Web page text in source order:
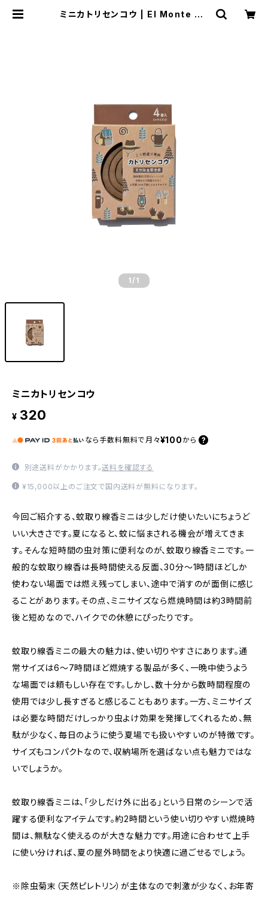
ミニカトリセンコウ | El Monte Ge
1 /1
ミニカトリセンコウ
¥ 320
なら 手数料無料で 月々¥100 から
別途送料がかかります。送料を確認する
¥15,000以上のご注文で国内送料が無料になります。
今回ご紹介する、蚊取り線香ミニは少しだけ使いたいにちょうど
いい大きさです。夏になると、蚊に悩まされる機会が増えてきま
す。そんな短時間の虫対策に便利なのが、蚊取り線香ミニです。一
般的な蚊取り線香は長時間使える反面、30分～1時間ほどしか
使わない場面では燃え残ってしまい、途中で消すのが面倒に感じ
ることがあります。その点、ミニサイズなら燃焼時間は約3時間前
後と短めなので、ハイクでの休憩にぴったりです。
蚊取り線香ミニの最大の魅力は、使い切りやすさにあります。通
常サイズは6～7時間ほど燃焼する製品が多く、一晩中使うよう
な場面では頼もしい存在です。しかし、数十分から数時間程度の
使用では少し長すぎると感じることもあります。一方、ミニサイズ
は必要な時間だけしっかり虫よけ効果を発揮してくれるため、無
駄が少なく、毎日のように使う夏場でも扱いやすいのが特徴です。
サイズもコンパクトなので、収納場所を選ばない点も魅力ではな
いでしょうか。
蚊取り線香ミニは、「少しだけ外に出る」という日常のシーンで活
躍する便利なアイテムです。約2時間という使い切りやすい燃焼時
間は、無駄なく使えるのが大きな魅力です。用途に合わせて上手
に使い分ければ、夏の屋外時間をより快適に過ごせるでしょう。
※除虫菊末（天然ピレトリン）が主体なので刺激が少なく、お年寄